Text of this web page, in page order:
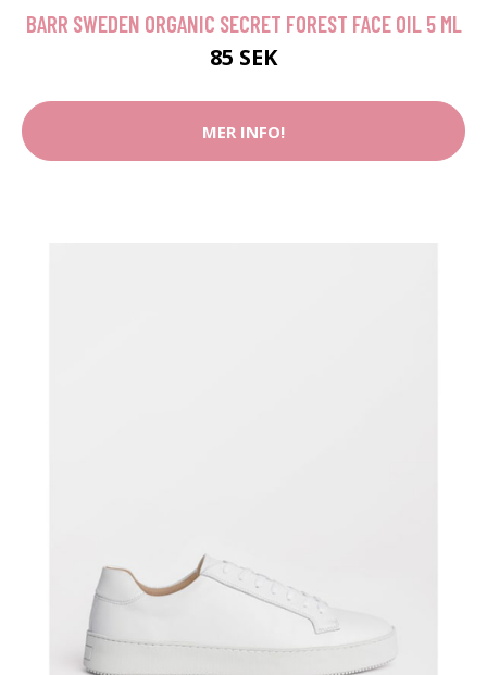
BARR SWEDEN ORGANIC SECRET FOREST FACE OIL 5 ML
85 SEK
MER INFO!